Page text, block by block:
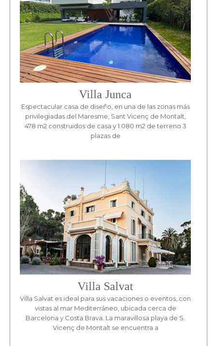
Villa Junca
Espectacular casa de diseño, en una de las zonas más
privilegiadas del Maresme, Sant Vicenç de Montalt,
478 m2 construidos de casa y 1.080 m2 de terreno 3
plazas de
Villa Salvat
Villa Salvat es ideal para sus vacaciones o eventos, con
vistas al mar Mediterráneo, ubicada cerca de
Barcelona y Costa Brava. La maravillosa playa de S.
Vicenç de Montalt se encuentra a